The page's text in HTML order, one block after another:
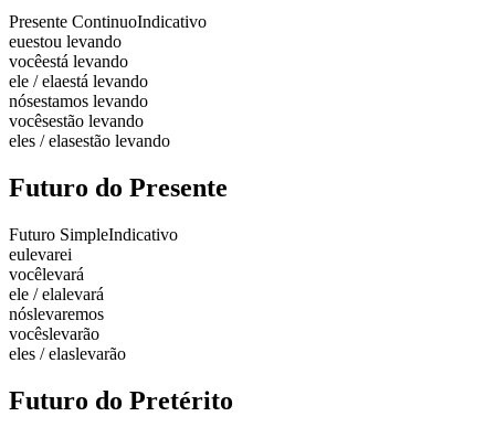
Presente ContinuoIndicativo
euestou levando
vocêestá levando
ele / elaestá levando
nósestamos levando
vocêsestão levando
eles / elasestão levando
Futuro do Presente
Futuro SimpleIndicativo
eulevarei
vocêlevará
ele / elalevará
nóslevaremos
vocêslevarão
eles / elaslevarão
Futuro do Pretérito